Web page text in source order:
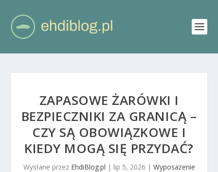
ZAPASOWE ŻARÓWKI I
BEZPIECZNIKI ZA GRANICĄ –
CZY SĄ OBOWIĄZKOWE I
KIEDY MOGĄ SIĘ PRZYDAĆ?
Wysłane przez EhdiBlog.pl | lip 5, 2026 | Wyposażenie